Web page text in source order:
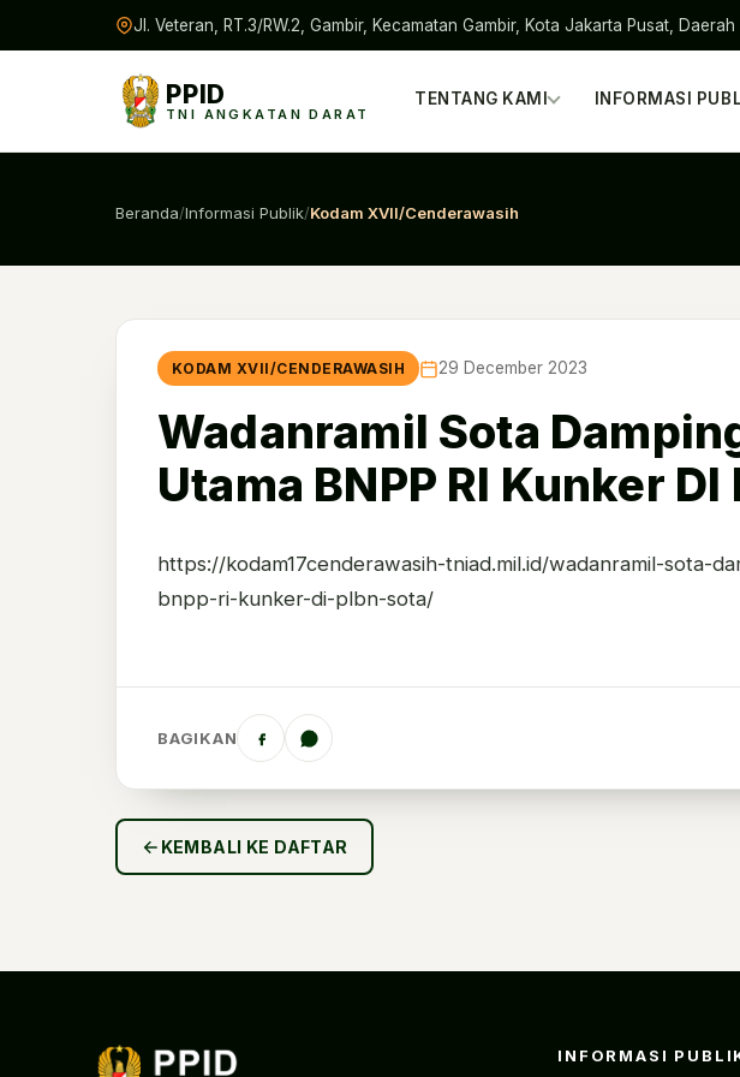
Jl. Veteran, RT.3/RW.2, Gambir, Kecamatan Gambir, Kota Jakarta Pusat,
PPID
TNI ANGKATAN DARAT
TENTANG KAMI INFORMASI
Beranda/Informasi Publik/Kodam XVII/Cenderawasih
KODAM XVII/CENDERAWASIH 29 December 2023
Wadanramil Sota
Utama BNPP RI Kunker DI
https://kodam17cenderawasih-tniad.mil.id/wadanramil-sota-
bnpp-ri-kunker-di-plbn-sota/
BAGIKAN
KEMBALI KE DAFTAR
INFORMASI